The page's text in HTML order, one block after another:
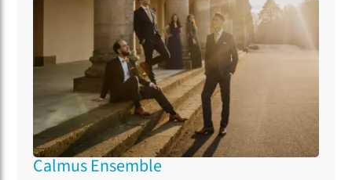
Calmus Ensemble